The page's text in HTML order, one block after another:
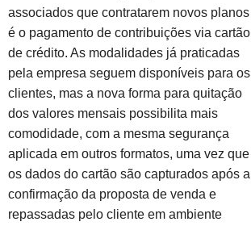
associados que contratarem novos planos
é o pagamento de contribuições via cartão
de crédito. As modalidades já praticadas
pela empresa seguem disponíveis para os
clientes, mas a nova forma para quitação
dos valores mensais possibilita mais
comodidade, com a mesma segurança
aplicada em outros formatos, uma vez que
os dados do cartão são capturados após a
confirmação da proposta de venda e
repassadas pelo cliente em ambiente